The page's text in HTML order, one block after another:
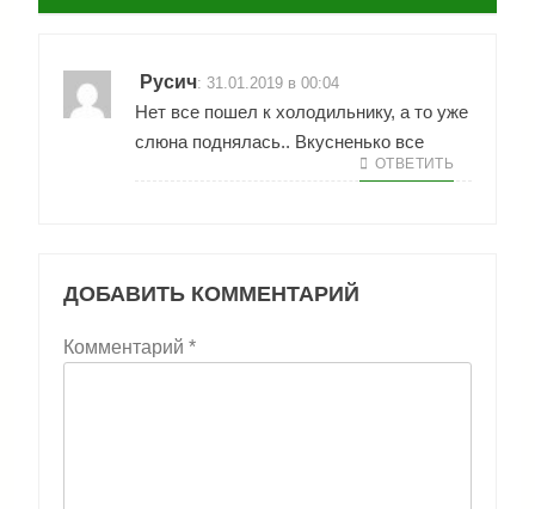
Русич: 31.01.2019 в 00:04
Нет все пошел к холодильнику, а то уже
слюна поднялась.. Вкусненько все
ОТВЕТИТЬ
ДОБАВИТЬ КОММЕНТАРИЙ
Комментарий *